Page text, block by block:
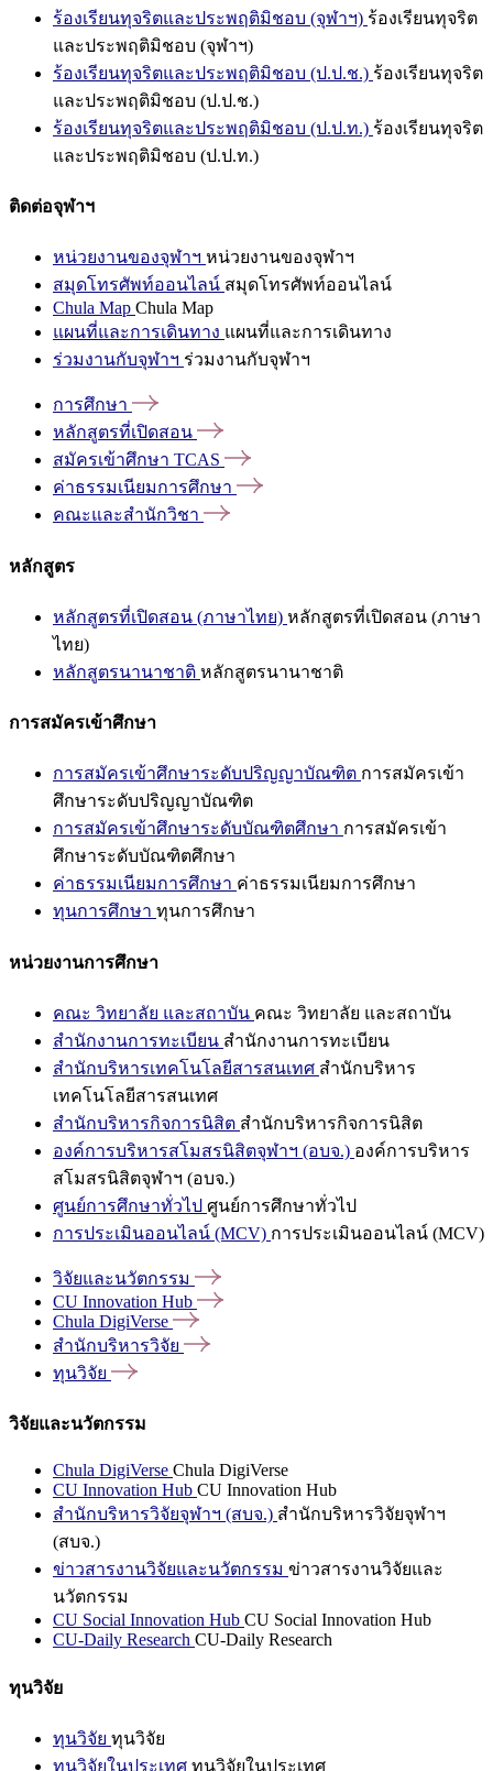
ร้องเรียนทุจริตและประพฤติมิชอบ (จุฬาฯ) ร้องเรียนทุจริต
และประพฤติมิชอบ (จุฬาฯ)
ร้องเรียนทุจริตและประพฤติมิชอบ (ป.ป.ช.) ร้องเรียนทุจริต
และประพฤติมิชอบ (ป.ป.ช.)
ร้องเรียนทุจริตและประพฤติมิชอบ (ป.ป.ท.) ร้องเรียนทุจริต
และประพฤติมิชอบ (ป.ป.ท.)
ติดต่อจุฬาฯ
หน่วยงานของจุฬาฯ หน่วยงานของจุฬาฯ
สมุดโทรศัพท์ออนไลน์ สมุดโทรศัพท์ออนไลน์
Chula Map Chula Map
แผนที่และการเดินทาง แผนที่และการเดินทาง
ร่วมงานกับจุฬาฯ ร่วมงานกับจุฬาฯ
การศึกษา
หลักสูตรที่เปิดสอน
สมัครเข้าศึกษา TCAS
ค่าธรรมเนียมการศึกษา
คณะและสำนักวิชา
หลักสูตร
หลักสูตรที่เปิดสอน (ภาษาไทย) หลักสูตรที่เปิดสอน (ภาษา
ไทย)
หลักสูตรนานาชาติ หลักสูตรนานาชาติ
การสมัครเข้าศึกษา
การสมัครเข้าศึกษาระดับปริญญาบัณฑิต การสมัครเข้า
ศึกษาระดับปริญญาบัณฑิต
การสมัครเข้าศึกษาระดับบัณฑิตศึกษา การสมัครเข้า
ศึกษาระดับบัณฑิตศึกษา
ค่าธรรมเนียมการศึกษา ค่าธรรมเนียมการศึกษา
ทุนการศึกษา ทุนการศึกษา
หน่วยงานการศึกษา
คณะ วิทยาลัย และสถาบัน คณะ วิทยาลัย และสถาบัน
สำนักงานการทะเบียน สำนักงานการทะเบียน
สำนักบริหารเทคโนโลยีสารสนเทศ สำนักบริหาร
เทคโนโลยีสารสนเทศ
สำนักบริหารกิจการนิสิต สำนักบริหารกิจการนิสิต
องค์การบริหารสโมสรนิสิตจุฬาฯ (อบจ.) องค์การบริหาร
สโมสรนิสิตจุฬาฯ (อบจ.)
ศูนย์การศึกษาทั่วไป ศูนย์การศึกษาทั่วไป
การประเมินออนไลน์ (MCV) การประเมินออนไลน์ (MCV)
วิจัยและนวัตกรรม
CU Innovation Hub
Chula DigiVerse
สำนักบริหารวิจัย
ทุนวิจัย
วิจัยและนวัตกรรม
Chula DigiVerse Chula DigiVerse
CU Innovation Hub CU Innovation Hub
สำนักบริหารวิจัยจุฬาฯ (สบจ.) สำนักบริหารวิจัยจุฬาฯ
(สบจ.)
ข่าวสารงานวิจัยและนวัตกรรม ข่าวสารงานวิจัยและ
นวัตกรรม
CU Social Innovation Hub CU Social Innovation Hub
CU-Daily Research CU-Daily Research
ทุนวิจัย
ทุนวิจัย ทุนวิจัย
ทุนวิจัยในประเทศ ทุนวิจัยในประเทศ